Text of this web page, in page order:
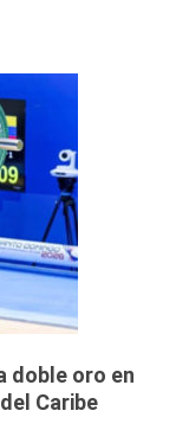
doble oro en
Caribe